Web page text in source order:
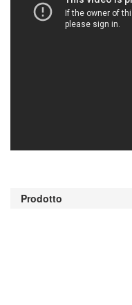
Prodotto